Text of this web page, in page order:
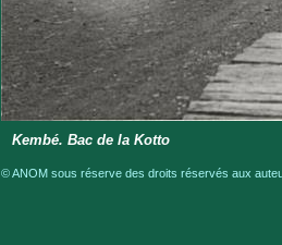
Kembé. Bac de la Kotto
© ANOM sous réserve des droits réservés aux